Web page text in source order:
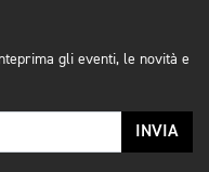
gli eventi, le novità e
INVIA